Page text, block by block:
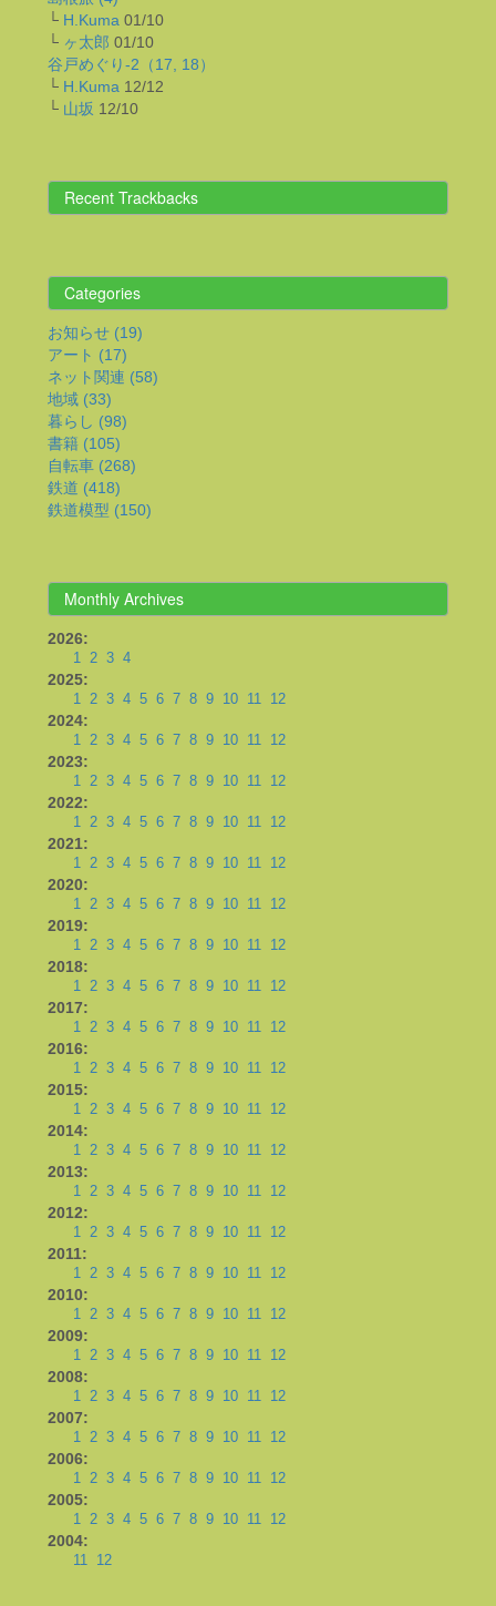
└ H.Kuma 01/10
└ ヶ太郎 01/10
谷戸めぐり-2（17, 18）
└ H.Kuma 12/12
└ 山坂 12/10
Recent Trackbacks
Categories
お知らせ (19)
アート (17)
ネット関連 (58)
地域 (33)
暮らし (98)
書籍 (105)
自転車 (268)
鉄道 (418)
鉄道模型 (150)
Monthly Archives
2026:
1 2 3 4
2025:
1 2 3 4 5 6 7 8 9 10 11 12
2024:
1 2 3 4 5 6 7 8 9 10 11 12
2023:
1 2 3 4 5 6 7 8 9 10 11 12
2022:
1 2 3 4 5 6 7 8 9 10 11 12
2021:
1 2 3 4 5 6 7 8 9 10 11 12
2020:
1 2 3 4 5 6 7 8 9 10 11 12
2019:
1 2 3 4 5 6 7 8 9 10 11 12
2018:
1 2 3 4 5 6 7 8 9 10 11 12
2017:
1 2 3 4 5 6 7 8 9 10 11 12
2016:
1 2 3 4 5 6 7 8 9 10 11 12
2015:
1 2 3 4 5 6 7 8 9 10 11 12
2014:
1 2 3 4 5 6 7 8 9 10 11 12
2013:
1 2 3 4 5 6 7 8 9 10 11 12
2012:
1 2 3 4 5 6 7 8 9 10 11 12
2011:
1 2 3 4 5 6 7 8 9 10 11 12
2010:
1 2 3 4 5 6 7 8 9 10 11 12
2009:
1 2 3 4 5 6 7 8 9 10 11 12
2008:
1 2 3 4 5 6 7 8 9 10 11 12
2007:
1 2 3 4 5 6 7 8 9 10 11 12
2006:
1 2 3 4 5 6 7 8 9 10 11 12
2005:
1 2 3 4 5 6 7 8 9 10 11 12
2004:
11 12